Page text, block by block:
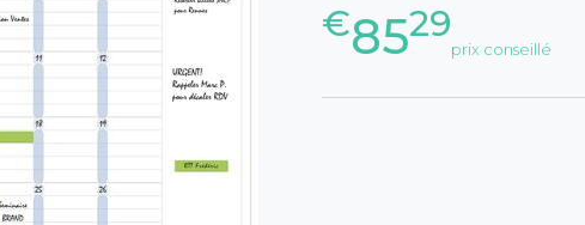
€8529
prix conseillé